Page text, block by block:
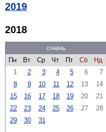
2019
2018
січень
Пн
Вт Ср Чт Пт Сб
Нд
1
2 3 4 5 6
7
8
9 10 11 12 13
14
15
16 17 18 19 20
21
22
23 24 25 26 27
28
29
30 31